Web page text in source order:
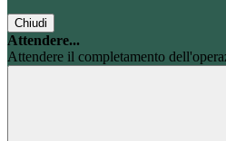
Chiudi
Attendere...
Attendere il completamento